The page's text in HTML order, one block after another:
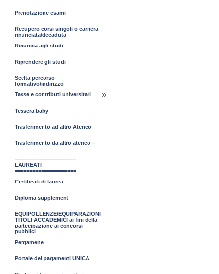
Prenotazione esami
Recupero corsi singoli o carriera
rinunciata/decaduta
Rinuncia agli studi
Riprendere gli studi
Scelta percorso
formativo/indirizzo
Tasse e contributi universitari
Tessera baby
Trasferimento ad altro Ateneo
Trasferimento da altro ateneo –
=====================
LAUREATI
=====================
Certificati di laurea
Diploma supplement
EQUIPOLLENZE/EQUIPARAZIONI
TITOLI ACCADEMICI ai fini della
partecipazione ai concorsi
pubblici
Pergamene
Portale dei pagamenti UNICA